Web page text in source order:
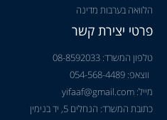
הלוואה בערבות מדינה
פרטי יצירת קשר
טלפון המשרד: 08-8592033
ווצאפ: 054-568-4489
מייל: yifaaf@gmail.com
כתובת המשרד: הנחלים 5, יד בנימין